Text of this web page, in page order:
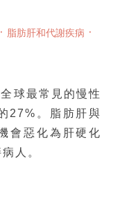
脂肪肝和代謝疾病 ·
球最常見的慢性
27%。脂肪肝與
會惡化為肝硬化
人。